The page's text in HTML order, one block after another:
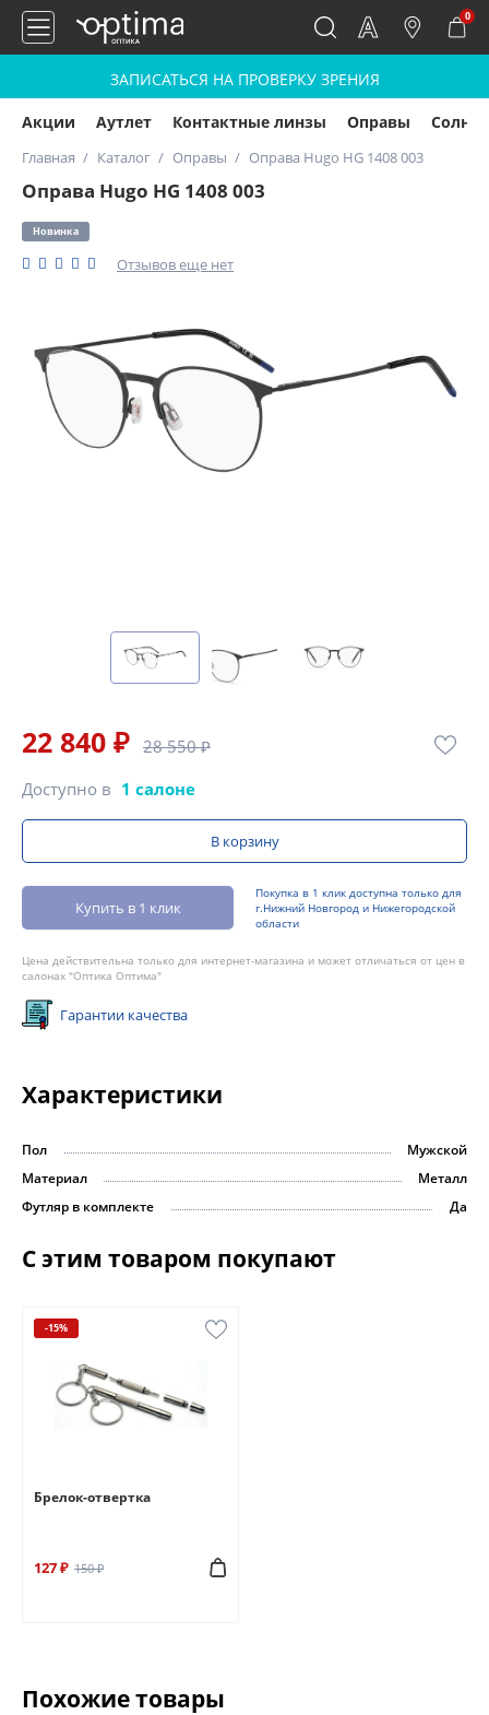
0
ЗАПИСАТЬСЯ НА ПРОВЕРКУ ЗРЕНИЯ
Акции Аутлет Контактные линзы Оправы
Главная Каталог Оправы Оправа Hugo HG 1408 003
Оправа Hugo HG 1408 003
Новинка
Отзывов еще нет
22 840 ₽ 28 550 ₽
Доступно в 1 салоне
В корзину
Купить в 1 клик
Покупка в 1 клик доступна только для
г.Нижний Новгород и Нижегородской
области
Цена действительна только для интернет-магазина и может отличаться от цен в
салонах "Оптика Оптима"
Гарантии качества
Характеристики
Пол
Мужской
Материал
Металл
Футляр в комплекте
Да
С этим товаром покупают
-15%
Брелок-отвертка
127 ₽ 150 ₽
Похожие товары